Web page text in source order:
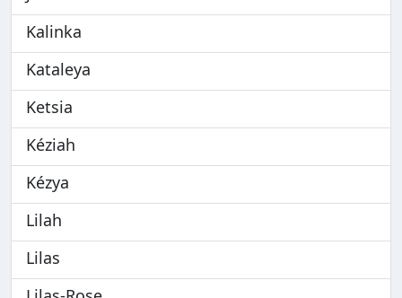
Kalinka
Kataleya
Ketsia
Kéziah
Kézya
Lilah
Lilas